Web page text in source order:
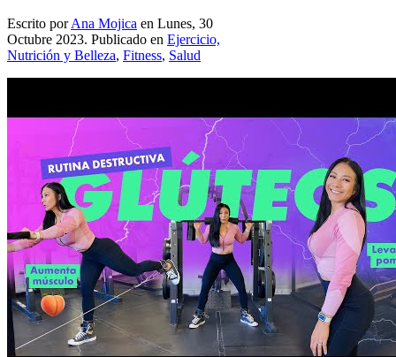
Escrito porAna Mojica en Lunes, 30
Octubre 2023. Publicado en Ejercicio,
Nutrición y Belleza, Fitness, Salud